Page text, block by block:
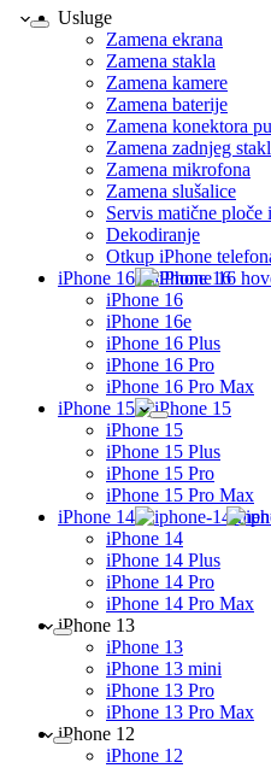
Usluge
Zamena ekrana
Zamena stakla
Zamena kamere
Zamena baterije
Zamena konektora
Zamena zadnjeg
Zamena mikrofona
Zamena slušalice
Servis matične ploče
Dekodiranje
Otkup iPhone
iPhone 16
iPhone 16
iPhone 16e
iPhone 16 Plus
iPhone 16 Pro
iPhone 16 Pro Max
iPhone 15
iPhone 15
iPhone 15 Plus
iPhone 15 Pro
iPhone 15 Pro Max
iPhone 14
iPhone 14
iPhone 14 Plus
iPhone 14 Pro
iPhone 14 Pro Max
iPhone 13
iPhone 13
iPhone 13 mini
iPhone 13 Pro
iPhone 13 Pro Max
iPhone 12
iPhone 12